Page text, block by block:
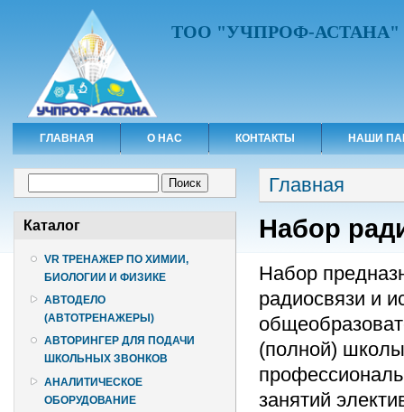
ТОО "УЧПРОФ-АСТАНА"
ГЛАВНАЯ О НАС КОНТАКТЫ НАШИ
Каталог
VR ТРЕНАЖЕР ПО ХИМИИ,
БИОЛОГИИ И ФИЗИКЕ
АВТОДЕЛО
(АВТОТРЕНАЖЕРЫ)
АВТОРИНГЕР ДЛЯ ПОДАЧИ
ШКОЛЬНЫХ ЗВОНКОВ
АНАЛИТИЧЕСКОЕ
ОБОРУДОВАНИЕ
Вы здесь
Главная
Набор
Набор
радиосвязи и
(полной)
занятий